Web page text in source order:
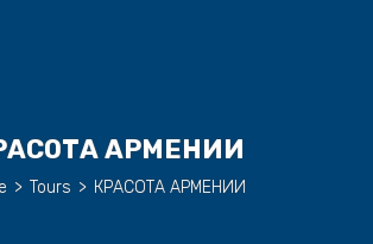
АРМЕНИИ
> Tours > КРАСОТА АРМЕНИИ